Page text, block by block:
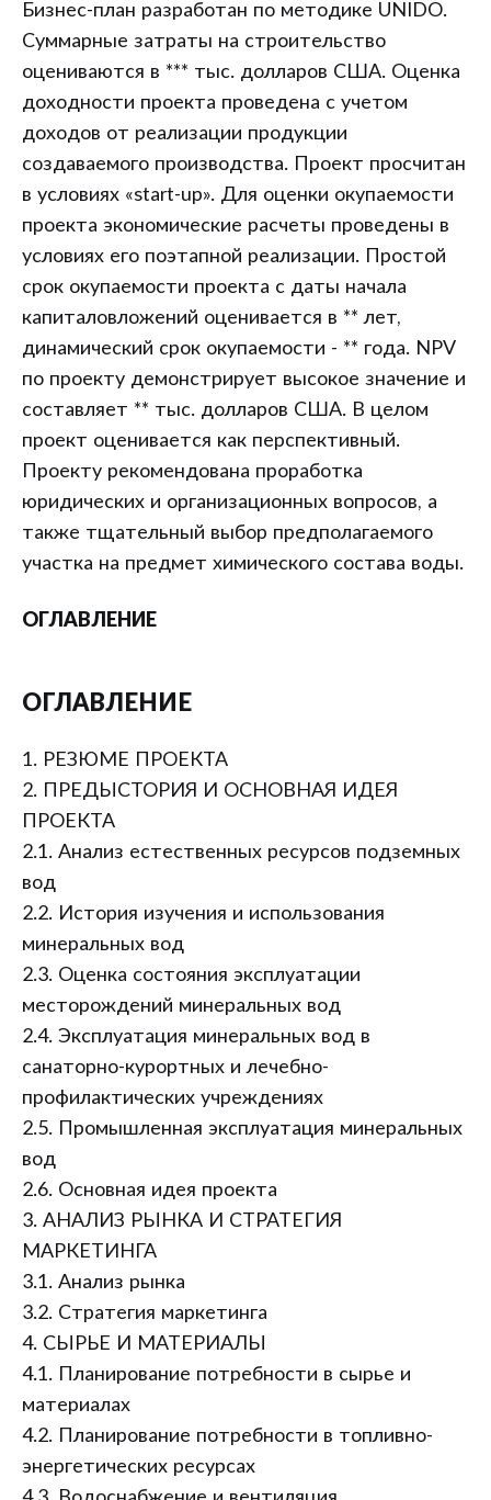
Бизнес-план разработан по методике UNIDO.
Суммарные затраты на строительство
оцениваются в *** тыс. долларов США. Оценка
доходности проекта проведена с учетом
доходов от реализации продукции
создаваемого производства. Проект просчитан
в условиях «start-up». Для оценки окупаемости
проекта экономические расчеты проведены в
условиях его поэтапной реализации. Простой
срок окупаемости проекта с даты начала
капиталовложений оценивается в ** лет,
динамический срок окупаемости - ** года. NPV
по проекту демонстрирует высокое значение и
составляет ** тыс. долларов США. В целом
проект оценивается как перспективный.
Проекту рекомендована проработка
юридических и организационных вопросов, а
также тщательный выбор предполагаемого
участка на предмет химического состава воды.
ОГЛАВЛЕНИЕ
ОГЛАВЛЕНИЕ
1. РЕЗЮМЕ ПРОЕКТА
2. ПРЕДЫСТОРИЯ И ОСНОВНАЯ ИДЕЯ
ПРОЕКТА
2.1. Анализ естественных ресурсов подземных
вод
2.2. История изучения и использования
минеральных вод
2.3. Оценка состояния эксплуатации
месторождений минеральных вод
2.4. Эксплуатация минеральных вод в
санаторно-курортных и лечебно-
профилактических учреждениях
2.5. Промышленная эксплуатация минеральных
вод
2.6. Основная идея проекта
3. АНАЛИЗ РЫНКА И СТРАТЕГИЯ
МАРКЕТИНГА
3.1. Анализ рынка
3.2. Стратегия маркетинга
4. СЫРЬЕ И МАТЕРИАЛЫ
4.1. Планирование потребности в сырье и
материалах
4.2. Планирование потребности в топливно-
энергетических ресурсах